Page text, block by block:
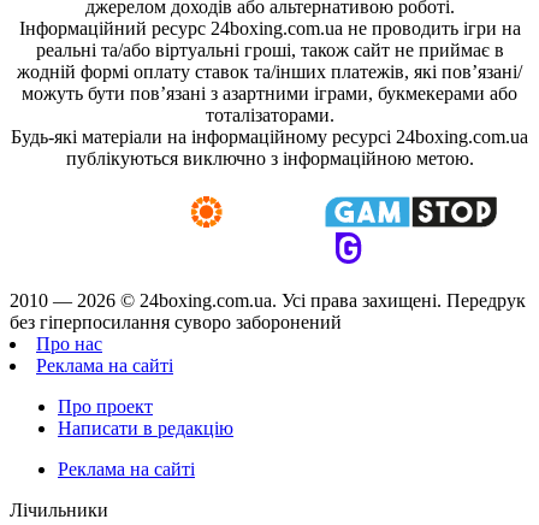
джерелом доходів або альтернативою роботі.
Інформаційний ресурс 24boxing.com.ua не проводить ігри на
реальні та/або віртуальні гроші, також сайт не приймає в
жодній формі оплату ставок та/інших платежів, які пов’язані/
можуть бути пов’язані з азартними іграми, букмекерами або
тоталізаторами.
Будь-які матеріали на інформаційному ресурсі 24boxing.com.ua
публікуються виключно з інформаційною метою.
2010 — 2026 © 24boxing.com.ua. Усi права захищенi. Передрук
без гіперпосилання суворо заборонений
Про нас
Реклама на сайті
Про проект
Написати в редакцію
Реклама на сайті
Лічильники